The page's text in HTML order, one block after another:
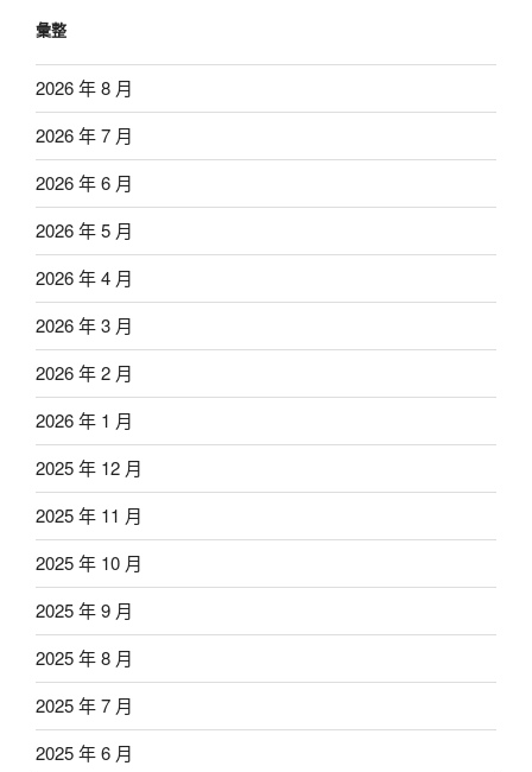
彙整
2026 年 8 月
2026 年 7 月
2026 年 6 月
2026 年 5 月
2026 年 4 月
2026 年 3 月
2026 年 2 月
2026 年 1 月
2025 年 12 月
2025 年 11 月
2025 年 10 月
2025 年 9 月
2025 年 8 月
2025 年 7 月
2025 年 6 月